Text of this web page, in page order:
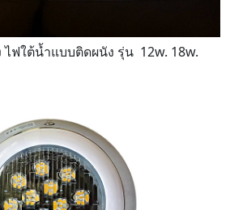
ฟใต้น้ำแบบติดผนัง รุ่น 12w. 18w.